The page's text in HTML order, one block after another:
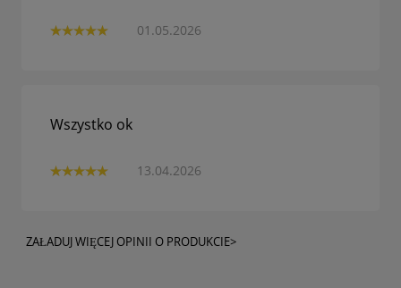
01.05.2026
13.04.2026
Wszystko ok
ZAŁADUJ WIĘCEJ OPINII O PRODUKCIE>